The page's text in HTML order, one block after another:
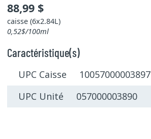
88,99 $
caisse (6x2.84L)
0,52$/100ml
Caractéristique(s)
UPC Caisse 10057000003897
UPC Unité 057000003890